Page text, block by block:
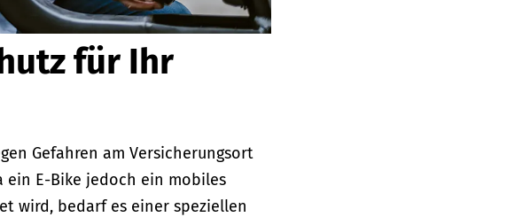
für Ihr
Gefahren am Versicherungsort
ein E-Bike jedoch ein mobiles
wird, bedarf es einer speziellen